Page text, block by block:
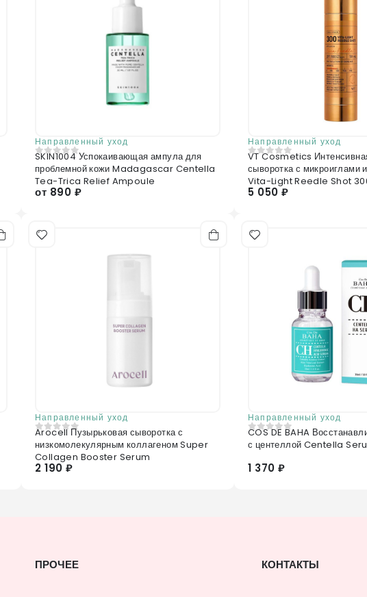
Направленный уход
0из 5
SKIN1004 Успокаивающая ампула для
проблемной кожи Madagascar Centella
Tea-Trica Relief Ampoule
от 890 ₽
Направленный уход
0 из 5
VT Cosmetics
сыворотка с микроиглами
Vita-Light Reedle Shot
5 050 ₽
Направленный уход
0из 5
Arocell Пузырьковая сыворотка с
низкомолекулярным коллагеном Super
Collagen Booster Serum
2 190 ₽
Направленный уход
0из 5
COS DE BAHA
с центеллой Centella
1 370 ₽
ПРОЧЕЕ КОНТАКТЫ